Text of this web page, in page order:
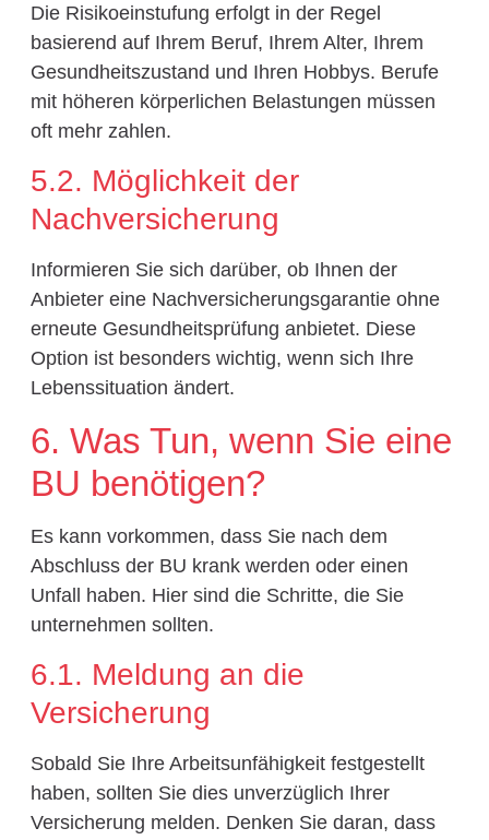
Die Risikoeinstufung erfolgt in der Regel
basierend auf Ihrem Beruf, Ihrem Alter, Ihrem
Gesundheitszustand und Ihren Hobbys. Berufe
mit höheren körperlichen Belastungen müssen
oft mehr zahlen.
5.2. Möglichkeit der
Nachversicherung
Informieren Sie sich darüber, ob Ihnen der
Anbieter eine Nachversicherungsgarantie ohne
erneute Gesundheitsprüfung anbietet. Diese
Option ist besonders wichtig, wenn sich Ihre
Lebenssituation ändert.
6. Was Tun, wenn Sie eine
BU benötigen?
Es kann vorkommen, dass Sie nach dem
Abschluss der BU krank werden oder einen
Unfall haben. Hier sind die Schritte, die Sie
unternehmen sollten.
6.1. Meldung an die
Versicherung
Sobald Sie Ihre Arbeitsunfähigkeit festgestellt
haben, sollten Sie dies unverzüglich Ihrer
Versicherung melden. Denken Sie daran, dass